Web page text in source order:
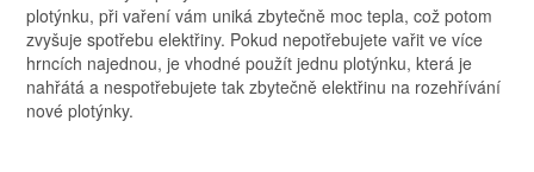
plotýnku, při vaření vám uniká zbytečně moc tepla, což potom
zvyšuje spotřebu elektřiny. Pokud nepotřebujete vařit ve více
hrncích najednou, je vhodné použít jednu plotýnku, která je
nahřátá a nespotřebujete tak zbytečně elektřinu na rozehřívání
nové plotýnky.